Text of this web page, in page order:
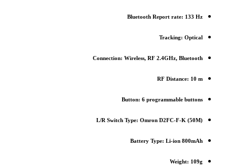
Bluetooth Report rate: 133 Hz
Tracking: Optical
Connection: Wireless, RF 2.4GHz, Bluetooth
RF Distance: 10 m
Button: 6 programmable buttons
L/R Switch Type: Omron D2FC-F-K (50M)
Battery Type: Li-ion 800mAh
Weight: 109g